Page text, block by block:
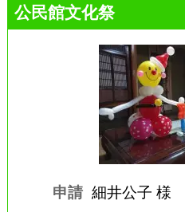
公民館文化祭
申請 細井公子 様